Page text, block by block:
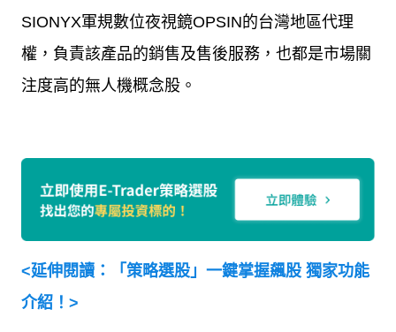
SIONYX軍規數位夜視鏡OPSIN的台灣地區代理
權，負責該產品的銷售及售後服務，也都是市場關
注度高的無人機概念股。
<延伸閱讀：「策略選股」一鍵掌握飆股 獨家功能
介紹！ >